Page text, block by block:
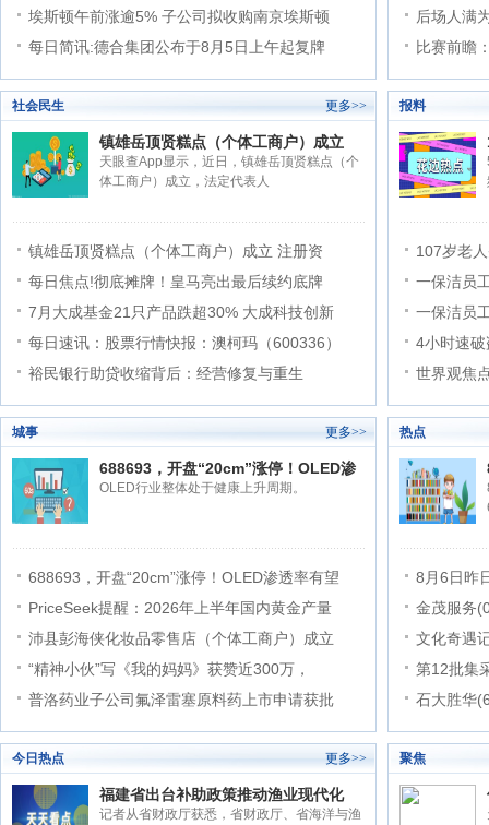
埃斯顿午前涨逾5% 子公司拟收购南京埃斯顿
每日简讯:德合集团公布于8月5日上午起复牌
后场人满
比赛前瞻
社会民生 更多>>
镇雄岳顶贤糕点（个体工商户）成立
天眼查App显示，近日，镇雄岳顶贤糕点（个
体工商户）成立，法定代表人
镇雄岳顶贤糕点（个体工商户）成立 注册资
每日焦点!彻底摊牌！皇马亮出最后续约底牌
7月大成基金21只产品跌超30% 大成科技创新
每日速讯：股票行情快报：澳柯玛（600336）
裕民银行助贷收缩背后：经营修复与重生
报料
107岁老
一保洁员
一保洁员
4小时速破
世界观焦
城事 更多>>
688693，开盘“20cm”涨停！OLED渗
OLED行业整体处于健康上升周期。
688693，开盘“20cm”涨停！OLED渗透率有望
PriceSeek提醒：2026年上半年国内黄金产量
沛县彭海侠化妆品零售店（个体工商户）成立
“精神小伙”写《我的妈妈》获赞近300万，
普洛药业子公司氟泽雷塞原料药上市申请获批
热点
8月6日昨
金茂服务
文化奇遇
第12批集
石大胜华
今日热点 更多>>
福建省出台补助政策推动渔业现代化
记者从省财政厅获悉，省财政厅、省海洋与渔
聚焦